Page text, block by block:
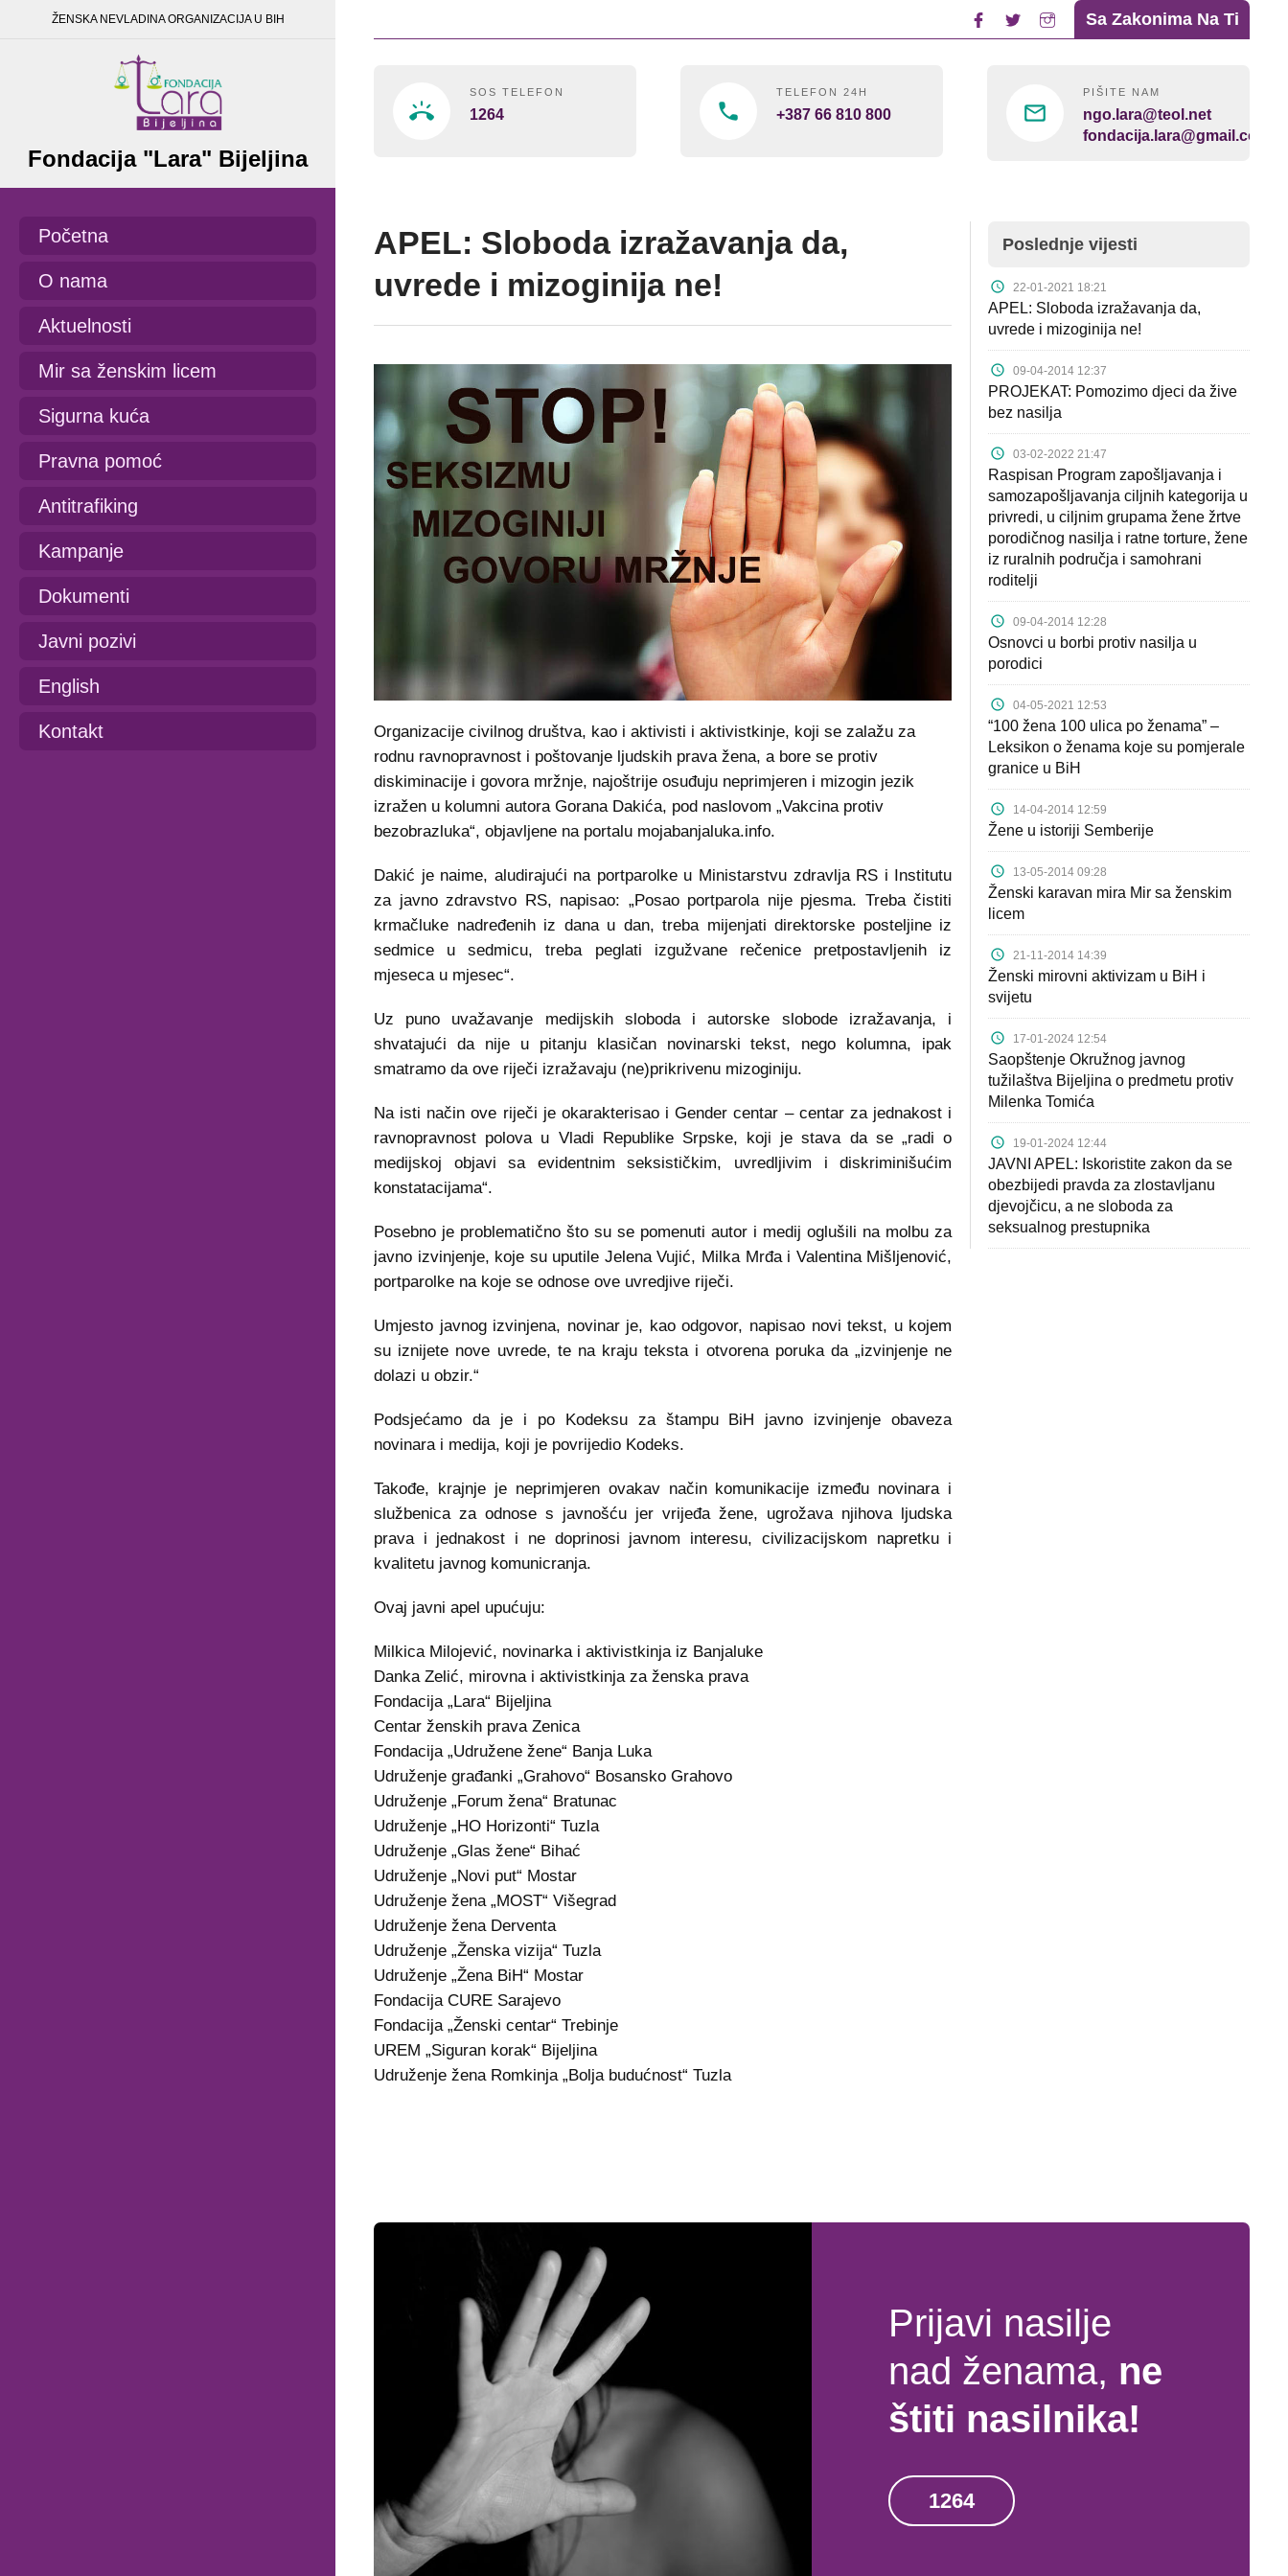
Sa Zakonima Na Ti
SOS TELEFON
1264
TELEFON 24H
+387 66 810 800
PIŠITE NAM
ngo.lara@teol.net
fondacija.lara@gmail.com
ŽENSKA NEVLADINA ORGANIZACIJA U BIH
Fondacija "Lara" Bijeljina
Početna
O nama
Aktuelnosti
Mir sa ženskim licem
Sigurna kuća
Pravna pomoć
Antitrafiking
Kampanje
Dokumenti
Javni pozivi
English
Kontakt
APEL: Sloboda izražavanja da,
uvrede i mizoginija ne!
Organizacije civilnog društva, kao i aktivisti i aktivistkinje, koji se zalažu za
rodnu ravnopravnost i poštovanje ljudskih prava žena, a bore se protiv
diskiminacije i govora mržnje, najoštrije osuđuju neprimjeren i mizogin jezik
izražen u kolumni autora Gorana Dakića, pod naslovom „Vakcina protiv
bezobrazluka“, objavljene na portalu mojabanjaluka.info.
Dakić je naime, aludirajući na portparolke u Ministarstvu zdravlja RS i Institutu
za javno zdravstvo RS, napisao: „Posao portparola nije pjesma. Treba čistiti
krmačluke nadređenih iz dana u dan, treba mijenjati direktorske posteljine iz
sedmice u sedmicu, treba peglati izgužvane rečenice pretpostavljenih iz
mjeseca u mjesec“.
Uz puno uvažavanje medijskih sloboda i autorske slobode izražavanja, i
shvatajući da nije u pitanju klasičan novinarski tekst, nego kolumna, ipak
smatramo da ove riječi izražavaju (ne)prikrivenu mizoginiju.
Na isti način ove riječi je okarakterisao i Gender centar – centar za jednakost i
ravnopravnost polova u Vladi Republike Srpske, koji je stava da se „radi o
medijskoj objavi sa evidentnim seksističkim, uvredljivim i diskriminišućim
konstatacijama“.
Posebno je problematično što su se pomenuti autor i medij oglušili na molbu za
javno izvinjenje, koje su uputile Jelena Vujić, Milka Mrđa i Valentina Mišljenović,
portparolke na koje se odnose ove uvredjive riječi.
Umjesto javnog izvinjena, novinar je, kao odgovor, napisao novi tekst, u kojem
su iznijete nove uvrede, te na kraju teksta i otvorena poruka da „izvinjenje ne
dolazi u obzir.“
Podsjećamo da je i po Kodeksu za štampu BiH javno izvinjenje obaveza
novinara i medija, koji je povrijedio Kodeks.
Takođe, krajnje je neprimjeren ovakav način komunikacije između novinara i
službenica za odnose s javnošću jer vrijeđa žene, ugrožava njihova ljudska
prava i jednakost i ne doprinosi javnom interesu, civilizacijskom napretku i
kvalitetu javnog komunicranja.
Ovaj javni apel upućuju:
Milkica Milojević, novinarka i aktivistkinja iz Banjaluke
Danka Zelić, mirovna i aktivistkinja za ženska prava
Fondacija „Lara“ Bijeljina
Centar ženskih prava Zenica
Fondacija „Udružene žene“ Banja Luka
Udruženje građanki „Grahovo“ Bosansko Grahovo
Udruženje „Forum žena“ Bratunac
Udruženje „HO Horizonti“ Tuzla
Udruženje „Glas žene“ Bihać
Udruženje „Novi put“ Mostar
Udruženje žena „MOST“ Višegrad
Udruženje žena Derventa
Udruženje „Ženska vizija“ Tuzla
Udruženje „Žena BiH“ Mostar
Fondacija CURE Sarajevo
Fondacija „Ženski centar“ Trebinje
UREM „Siguran korak“ Bijeljina
Udruženje žena Romkinja „Bolja budućnost“ Tuzla
Poslednje vijesti
22-01-2021 18:21
APEL: Sloboda izražavanja da,
uvrede i mizoginija ne!
09-04-2014 12:37
PROJEKAT: Pomozimo djeci da žive
bez nasilja
03-02-2022 21:47
Raspisan Program zapošljavanja i
samozapošljavanja ciljnih kategorija u
privredi, u ciljnim grupama žene žrtve
porodičnog nasilja i ratne torture, žene
iz ruralnih područja i samohrani
roditelji
09-04-2014 12:28
Osnovci u borbi protiv nasilja u
porodici
04-05-2021 12:53
“100 žena 100 ulica po ženama” –
Leksikon o ženama koje su pomjerale
granice u BiH
14-04-2014 12:59
Žene u istoriji Semberije
13-05-2014 09:28
Ženski karavan mira Mir sa ženskim
licem
21-11-2014 14:39
Ženski mirovni aktivizam u BiH i
svijetu
17-01-2024 12:54
Saopštenje Okružnog javnog
tužilaštva Bijeljina o predmetu protiv
Milenka Tomića
19-01-2024 12:44
JAVNI APEL: Iskoristite zakon da se
obezbijedi pravda za zlostavljanu
djevojčicu, a ne sloboda za
seksualnog prestupnika
Prijavi nasilje
nad ženama, ne
štiti nasilnika!
1264